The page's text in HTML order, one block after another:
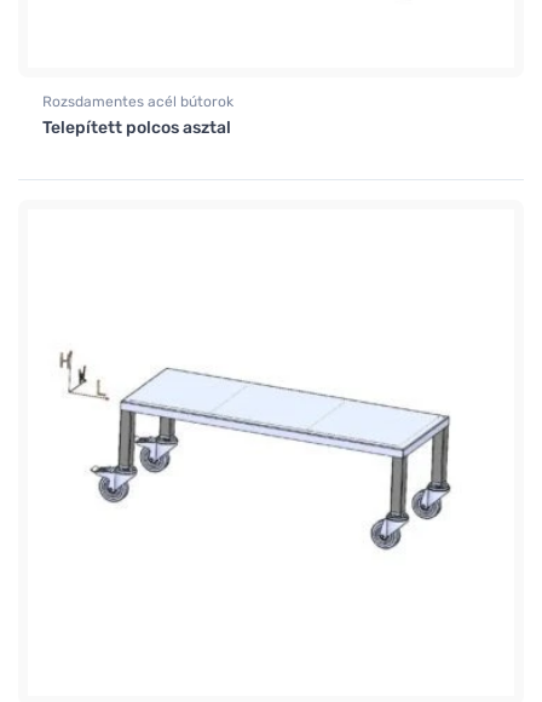
Rozsdamentes acél bútorok
Telepített polcos asztal